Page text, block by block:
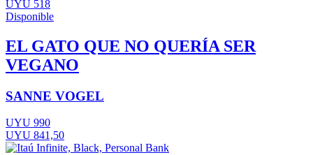
UYU 518
Disponible
EL GATO QUE NO QUERÍA SER
VEGANO
SANNE VOGEL
UYU 990
UYU 841,50